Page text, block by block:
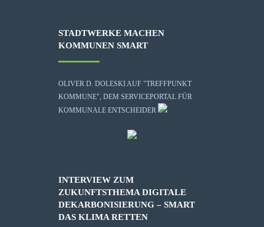
STADTWERKE MACHEN
KOMMUNEN SMART
OLIVER D. DOLESKI AUF "TREFFPUNKT
KOMMUNE", DEM SERVICEPORTAL FÜR
KOMMUNALE ENTSCHEIDER
INTERVIEW ZUM
ZUKUNFTSTHEMA DIGITALE
DEKARBONISIERUNG – SMART
DAS KLIMA RETTEN